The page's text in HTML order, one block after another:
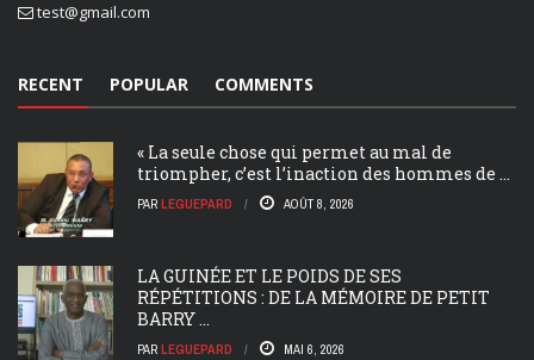
test@gmail.com
RECENT POPULAR COMMENTS
« La seule chose qui permet au mal de
triompher, c’est l’inaction des hommes de ...
PAR LEGUEPARD AOÛT 8, 2026
LA GUINÉE ET LE POIDS DE SES
RÉPÉTITIONS : DE LA MÉMOIRE DE PETIT
BARRY ...
PAR LEGUEPARD MAI 6, 2026